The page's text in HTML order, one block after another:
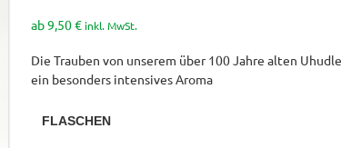
ab9,50€ inkl. MwSt.
Die Trauben von unserem über 100 Jahre alten
ein besonders intensives Aroma
FLASCHEN